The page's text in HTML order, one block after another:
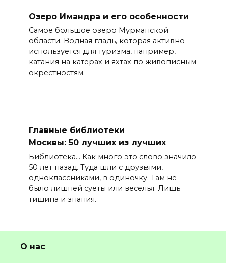
Озеро Имандра и его особенности
Самое большое озеро Мурманской
области. Водная гладь, которая активно
используется для туризма, например,
катания на катерах и яхтах по живописным
окрестностям.
Главные библиотеки
Москвы: 50 лучших из лучших
Библиотека… Как много это слово значило
50 лет назад. Туда шли с друзьями,
одноклассниками, в одиночку. Там не
было лишней суеты или веселья. Лишь
тишина и знания.
О нас